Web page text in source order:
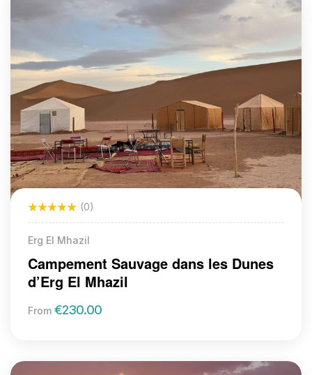
(0)
Erg El Mhazil
Campement Sauvage dans les Dunes
d’Erg El Mhazil
From €230.00